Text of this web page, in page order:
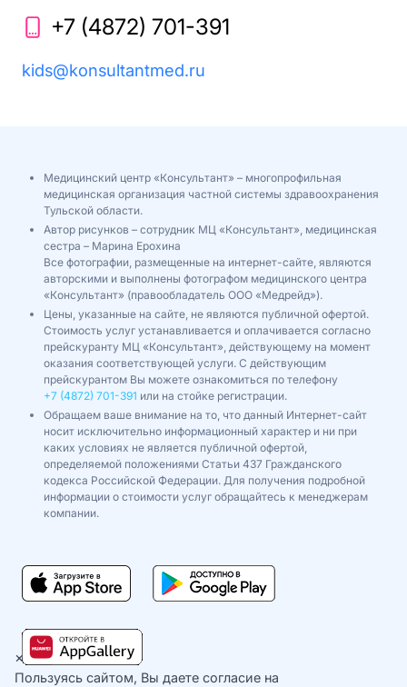
+7 (4872) 701-391
kids@konsultantmed.ru
Медицинский центр «Консультант» – многопрофильная
медицинская организация частной системы здравоохранения
Тульской области.
Автор рисунков – сотрудник МЦ «Консультант», медицинская
сестра – Марина Ерохина
Все фотографии, размещенные на интернет-сайте, являются
авторскими и выполнены фотографом медицинского центра
«Консультант» (правообладатель ООО «Медрейд»).
Цены, указанные на сайте, не являются публичной офертой.
Стоимость услуг устанавливается и оплачивается согласно
прейскуранту МЦ «Консультант», действующему на момент
оказания соответствующей услуги. С действующим
прейскурантом Вы можете ознакомиться по телефону
+7 (4872) 701-391 или на стойке регистрации.
Обращаем ваше внимание на то, что данный Интернет-сайт
носит исключительно информационный характер и ни при
каких условиях не является публичной офертой,
определяемой положениями Статьи 437 Гражданского
кодекса Российской Федерации. Для получения подробной
информации о стоимости услуг обращайтесь к менеджерам
компании.
×
Пользуясь сайтом, Вы даете согласие на